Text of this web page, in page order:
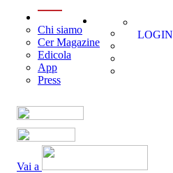
Vai a
Chi siamo
Cer Magazine
Edicola
App
Press
LOGIN